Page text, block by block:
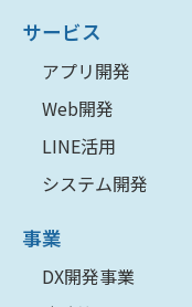
サービス
アプリ開発
Web開発
LINE活用
システム開発
事業
DX開発事業